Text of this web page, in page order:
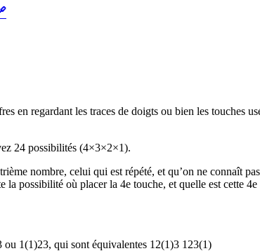
en regardant les traces de doigts ou bien les touches
24 possibilités (4×3×2×1).
nombre, celui qui est répété, et qu’on ne connaît
possibilité où placer la 4e touche, et quelle est cette
1(1)23, qui sont équivalentes 12(1)3 123(1)